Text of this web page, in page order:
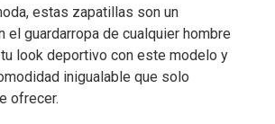
estas zapatillas son un
el guardarropa de cualquier hombre
look deportivo con este modelo y
inigualable que solo
ofrecer.